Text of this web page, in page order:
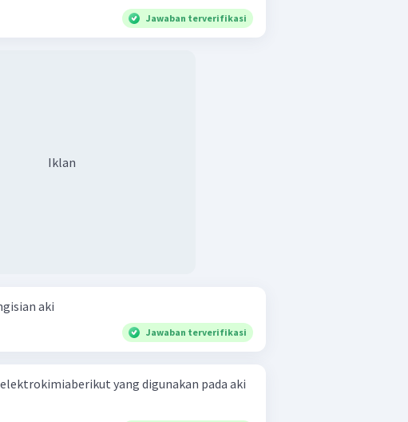
Jawaban terverifikasi
Iklan
pada: pengisian aki
Jawaban terverifikasi
yang digunakan pada aki